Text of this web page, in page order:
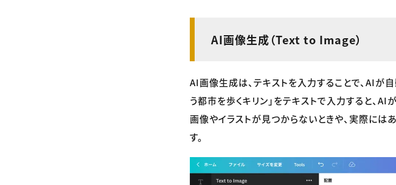
AI画像生成（Text to Image）
AI画像生成は、テキストを入力することで、AIが
う都市を歩くキリン」をテキストで入力すると、
画像やイラストが見つからないときや、実際に
す。